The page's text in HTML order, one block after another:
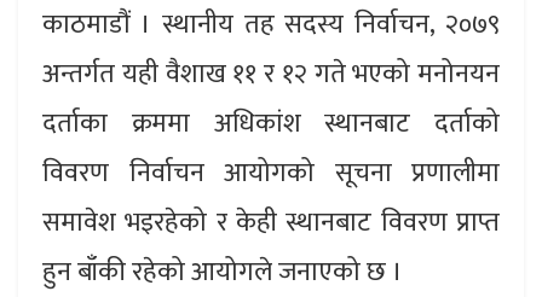
काठमाडौं । स्थानीय तह सदस्य निर्वाचन, २०७९
अन्तर्गत यही वैशाख ११ र १२ गते भएको मनोनयन
दर्ताका क्रममा अधिकांश स्थानबाट दर्ताको
विवरण निर्वाचन आयोगको सूचना प्रणालीमा
समावेश भइरहेको र केही स्थानबाट विवरण प्राप्त
हुन बाँकी रहेको आयोगले जनाएको छ ।